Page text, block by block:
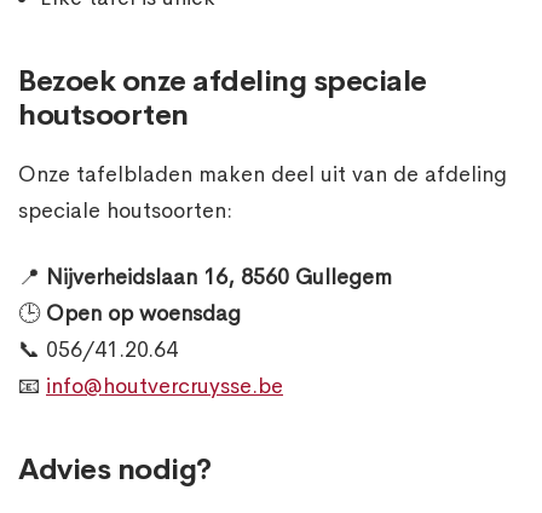
Bezoek onze afdeling speciale
houtsoorten
Onze tafelbladen maken deel uit van de afdeling
speciale houtsoorten:
📍 Nijverheidslaan 16, 8560 Gullegem
🕒 Open op woensdag
📞 056/41.20.64
📧 info@houtvercruysse.be
Advies nodig?